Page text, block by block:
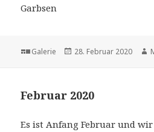
Garbsen
Format
Galerie
Veröffentlicht
28. Februar 2020
Februar 2020
Es ist Anfang Februar und